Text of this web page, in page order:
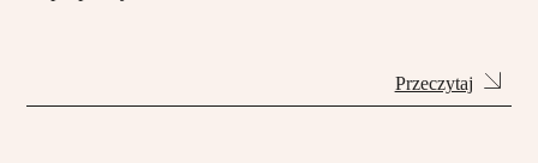
Przeczytaj